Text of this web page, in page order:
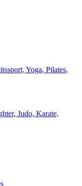
Yoga, Pilates,
Judo, Karate,